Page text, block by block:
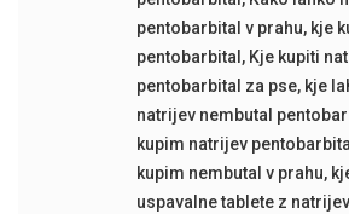
pentobarbital v prahu, kje
pentobarbital , Kje kupiti
pentobarbital za pse, kje
natrijev nembutal
kupim natrijev
kupim nembutal v prahu,
uspavalne tablete z